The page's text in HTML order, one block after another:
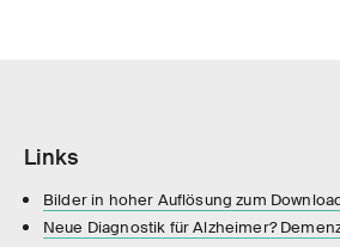
Links
Bilder in hoher Auflösung zum
Neue Diagnostik für Alzheimer?